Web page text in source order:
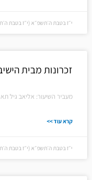
י״ז בטבת ה׳תשפ״א (י״ז בטבת ה׳תשפ״א
זכרונות מבית
מעביר השיעור: אליאב גיל
קרא עוד >>
י״ז בטבת ה׳תשפ״א (י״ז בטבת ה׳תשפ״א